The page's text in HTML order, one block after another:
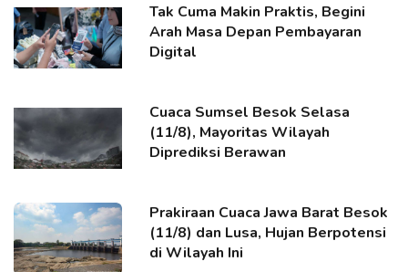
Tak Cuma Makin Praktis, Begini
Arah Masa Depan Pembayaran
Digital
Cuaca Sumsel Besok Selasa
(11/8), Mayoritas Wilayah
Diprediksi Berawan
Prakiraan Cuaca Jawa Barat Besok
(11/8) dan Lusa, Hujan Berpotensi
di Wilayah Ini